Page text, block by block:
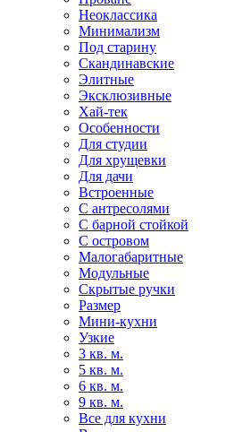
Неоклассика
Минимализм
Под старину
Скандинавские
Элитные
Эксклюзивные
Хай-тек
Особенности
Для студии
Для хрущевки
Для дачи
Встроенные
С антресолями
С барной стойкой
С островом
Малогабаритные
Модульные
Скрытые ручки
Размер
Мини-кухни
Узкие
3 кв. м.
5 кв. м.
6 кв. м.
9 кв. м.
Все для кухни